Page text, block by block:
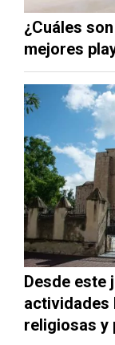
¿Cuáles
mejores
Desde este
actividades
religiosas y